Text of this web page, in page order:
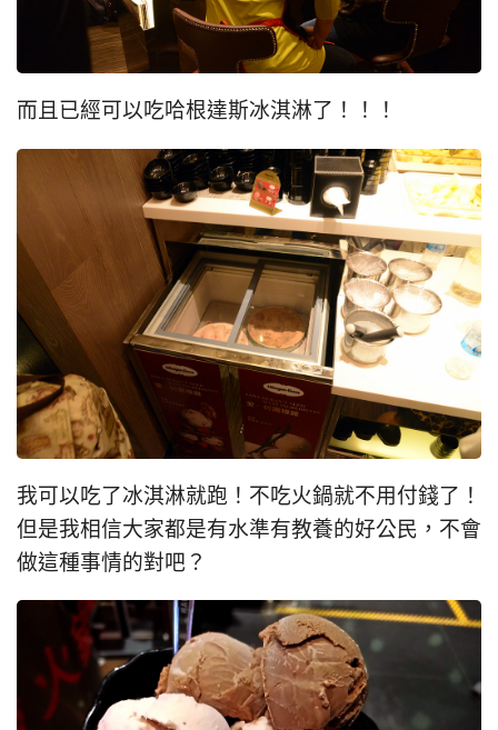
而且已經可以吃哈根達斯冰淇淋了！！！
我可以吃了冰淇淋就跑！不吃火鍋就不用付錢了！
但是我相信大家都是有水準有教養的好公民，不會
做這種事情的對吧？